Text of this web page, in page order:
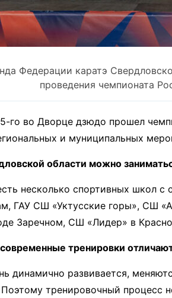
Федерации каратэ
проведения чемпионата
го во Дворце дзюдо прошел
и муниципальных
области можно
несколько спортивных школ
ГАУ СШ «Уктусские горы», СШ
Заречном, СШ «Лидер» в
тренировки
динамично развивается,
тренировочный процесс